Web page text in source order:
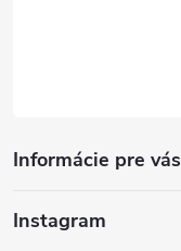
Informácie pre vás
Instagram